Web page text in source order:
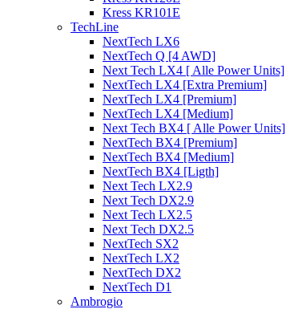
Kress KR101E
TechLine
NextTech LX6
NextTech Q [4 AWD]
Next Tech LX4 [ Alle Power Units]
NextTech LX4 [Extra Premium]
NextTech LX4 [Premium]
NextTech LX4 [Medium]
Next Tech BX4 [ Alle Power Units]
NextTech BX4 [Premium]
NextTech BX4 [Medium]
NextTech BX4 [Ligth]
Next Tech LX2.9
Next Tech DX2.9
Next Tech LX2.5
Next Tech DX2.5
NextTech SX2
NextTech LX2
NextTech DX2
NextTech D1
Ambrogio